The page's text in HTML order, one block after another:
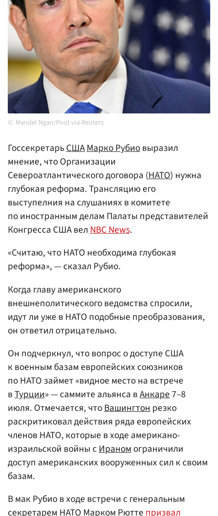
Mandel Ngan/Pool via Reuters
ГоссекретарьСШАМарко Рубиовыразил
мнение, что Организации
Североатлантического договора (НАТО) нужна
глубокая реформа. Трансляцию его
выступелния на слушаниях в комитете
по иностранным делам Палаты представителей
Конгресса США велNBC News.
«Считаю, что НАТО необходима глубокая
реформа», — сказал Рубио.
Когда главу американского
внешнеполитического ведомства спросили,
идут ли уже в НАТО подобные преобразования,
он ответил отрицательно.
Он подчеркнул, что вопрос о доступе США
к военным базам европейских союзников
по НАТО займет «видное место на встрече
вТурции» — саммите альянса вАнкаре7–8
июля. Отмечается, чтоВашингтонрезко
раскритиковал действия ряда европейских
членов НАТО, которые в ходе американо-
израильской войны сИраномограничили
доступ американских вооруженных сил к своим
базам.
В мак Рубио в ходе встречи с генеральным
секретарем НАТОМарком Рюттепризвал